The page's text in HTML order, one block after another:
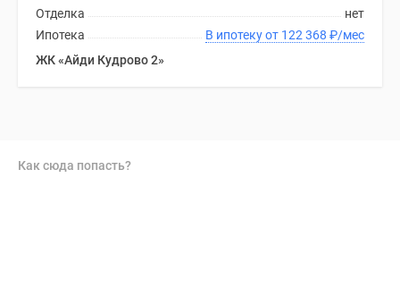
нет
Отделка
В ипотеку от 122 368 ₽/мес
Ипотека
ЖК «Айди Кудрово 2»
Как сюда попасть?